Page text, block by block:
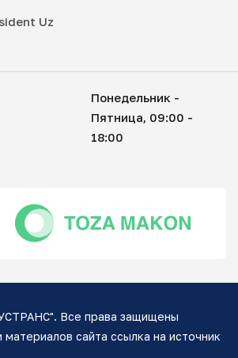
Uz
Понедельник -
Пятница, 09:00 -
18:00
Все права защищены
материалов сайта ссылка на источник